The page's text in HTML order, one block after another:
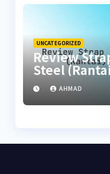
UNCATEGORIZED
Review
Steel
AHMAD